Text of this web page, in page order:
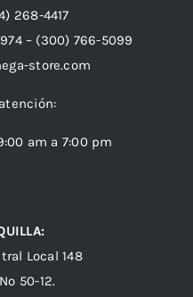
268-4417
– (300) 766-5099
store.com
am a 7:00 pm
Local 148
50-12.